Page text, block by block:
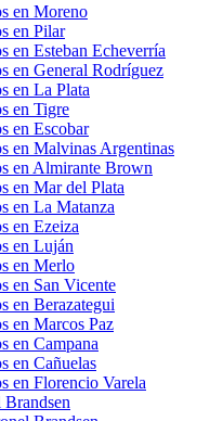
en Moreno
en Pilar
en Esteban Echeverría
en General Rodríguez
en La Plata
en Tigre
en Escobar
en Malvinas Argentinas
en Almirante Brown
en Mar del Plata
en La Matanza
en Ezeiza
en Luján
en Merlo
en San Vicente
en Berazategui
en Marcos Paz
en Campana
en Cañuelas
en Florencio Varela
Brandsen